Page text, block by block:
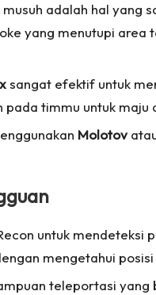
adalah hal yang
yang menutupi area
sangat efektif untuk
timmu untuk maju
Molotov
untuk mendeteksi
mengetahui
teleportasi yang